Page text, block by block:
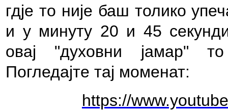
гдје то није баш толико
и у минуту 20 и 45
овај "духовни јамар"
Погледајте тај моменат:
https://